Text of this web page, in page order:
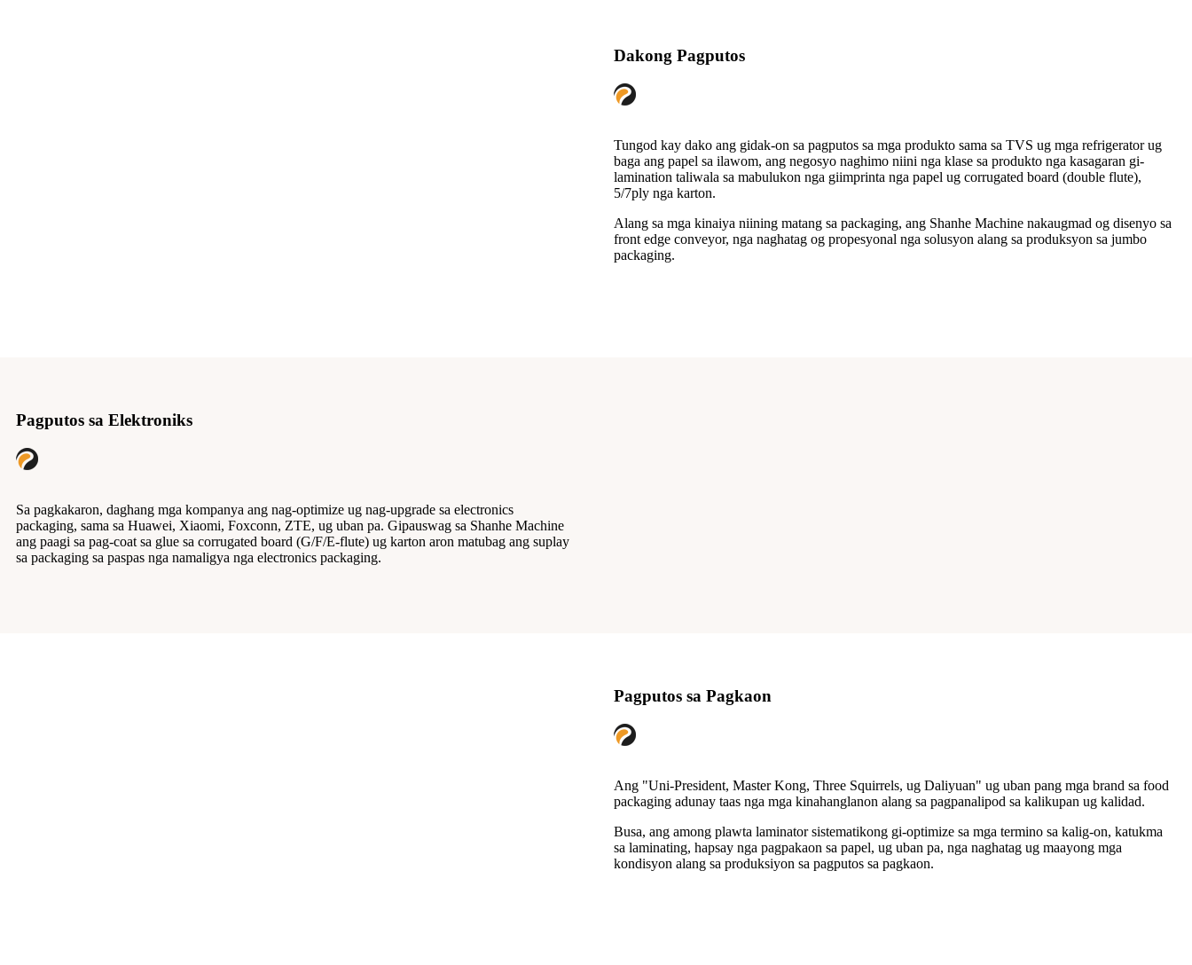
Dakong Pagputos
Tungod kay dako ang gidak-on sa pagputos sa mga produkto sama sa TVS ug mga refrigerator ug
baga ang papel sa ilawom, ang negosyo naghimo niini nga klase sa produkto nga kasagaran gi-
lamination taliwala sa mabulukon nga giimprinta nga papel ug corrugated board (double flute),
5/7ply nga karton.
Alang sa mga kinaiya niining matang sa packaging, ang Shanhe Machine nakaugmad og disenyo sa
front edge conveyor, nga naghatag og propesyonal nga solusyon alang sa produksyon sa jumbo
packaging.
Pagputos sa Elektroniks
Sa pagkakaron, daghang mga kompanya ang nag-optimize ug nag-upgrade sa electronics
packaging, sama sa Huawei, Xiaomi, Foxconn, ZTE, ug uban pa. Gipauswag sa Shanhe Machine
ang paagi sa pag-coat sa glue sa corrugated board (G/F/E-flute) ug karton aron matubag ang suplay
sa packaging sa paspas nga namaligya nga electronics packaging.
Pagputos sa Pagkaon
Ang "Uni-President, Master Kong, Three Squirrels, ug Daliyuan" ug uban pang mga brand sa food
packaging adunay taas nga mga kinahanglanon alang sa pagpanalipod sa kalikupan ug kalidad.
Busa, ang among plawta laminator sistematikong gi-optimize sa mga termino sa kalig-on, katukma
sa laminating, hapsay nga pagpakaon sa papel, ug uban pa, nga naghatag ug maayong mga
kondisyon alang sa produksiyon sa pagputos sa pagkaon.